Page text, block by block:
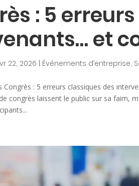
: 5
et
22, 2026 | Événements d’entreprise,
Congrès : 5 erreurs classiques des
congrès laissent le public sur sa faim,